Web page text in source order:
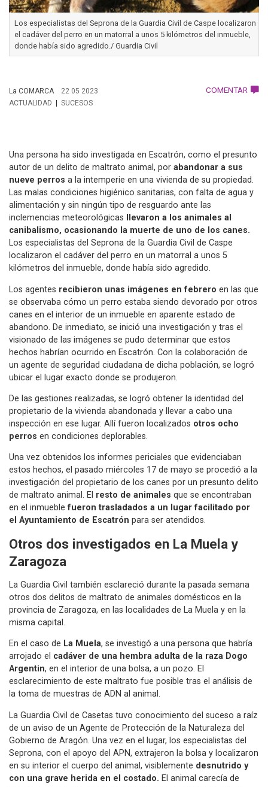
Los especialistas del Seprona de la Guardia Civil de Caspe localizaron
el cadáver del perro en un matorral a unos 5 kilómetros del inmueble,
donde había sido agredido./ Guardia Civil
La COMARCA 22 05 2023 COMENTAR
ACTUALIDAD SUCESOS
Una persona ha sido investigada en Escatrón, como el presunto
autor de un delito de maltrato animal, por abandonar a sus
nueve perros a la intemperie en una vivienda de su propiedad.
Las malas condiciones higiénico sanitarias, con falta de agua y
alimentación y sin ningún tipo de resguardo ante las
inclemencias meteorológicas
llevaron a los animales al
canibalismo, ocasionando la muerte de uno de los canes.
Los especialistas del Seprona de la Guardia Civil de Caspe
localizaron el cadáver del perro en un matorral a unos 5
kilómetros del inmueble, donde había sido agredido.
Los agentes recibieron unas imágenes en febrero en las que
se observaba cómo un perro estaba siendo devorado por otros
canes en el interior de un inmueble en aparente estado de
abandono. De inmediato, se inició una investigación y tras el
visionado de las imágenes se pudo determinar que estos
hechos habrían ocurrido en Escatrón. Con la colaboración de
un agente de seguridad ciudadana de dicha población, se logró
ubicar el lugar exacto donde se produjeron.
De las gestiones realizadas, se logró obtener la identidad del
propietario de la vivienda abandonada y llevar a cabo una
inspección en ese lugar. Allí fueron localizados otros ocho
perros en condiciones deplorables.
Una vez obtenidos los informes periciales que evidenciaban
estos hechos, el pasado miércoles 17 de mayo se procedió a la
investigación del propietario de los canes por un presunto delito
de maltrato animal. El resto de animales que se encontraban
en el inmueble fueron trasladados a un lugar facilitado por
el Ayuntamiento de Escatrón para ser atendidos.
Otros dos investigados en La Muela y
Zaragoza
La Guardia Civil también esclareció durante la pasada semana
otros dos delitos de maltrato de animales domésticos en la
provincia de Zaragoza, en las localidades de La Muela y en la
misma capital.
En el caso de La Muela, se investigó a una persona que habría
arrojado el cadáver de una hembra adulta de la raza Dogo
Argentin, en el interior de una bolsa, a un pozo. El
esclarecimiento de este maltrato fue posible tras el análisis de
la toma de muestras de ADN al animal.
La Guardia Civil de Casetas tuvo conocimiento del suceso a raíz
de un aviso de un Agente de Protección de la Naturaleza del
Gobierno de Aragón. Una vez en el lugar, los especialistas del
Seprona, con el apoyo del APN, extrajeron la bolsa y localizaron
en su interior el cuerpo del animal, visiblemente desnutrido y
con una grave herida en el costado. El animal carecía de